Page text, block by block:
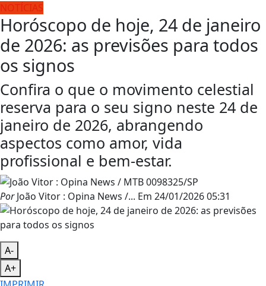
NOTÍCIAS
Horóscopo de hoje, 24 de janeiro
de 2026: as previsões para todos
os signos
Confira o que o movimento celestial
reserva para o seu signo neste 24 de
janeiro de 2026, abrangendo
aspectos como amor, vida
profissional e bem-estar.
PorJoão Vitor : Opina News /... Em 24/01/2026 05:31
A-
A+